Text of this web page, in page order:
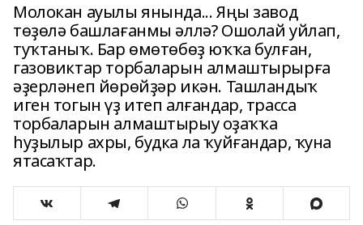
Молокан ауылы янында... Яңы завод
төҙөлә башлағанмы әллә? Ошолай уйлап,
туҡтаныҡ. Бар өмөтөбөҙ юҡҡа булған,
газовиктар торбаларын алмаштырырға
әҙерләнеп йөрөйҙәр икән. Ташландыҡ
иген тогын үҙ итеп алғандар, трасса
торбаларын алмаштырыу оҙаҡҡа
һуҙылыр ахры, будка ла ҡуйғандар, ҡуна
ятасаҡтар.